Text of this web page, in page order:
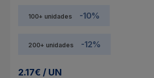
100+ unidades -10%
200+ unidades -12%
2.17€ / UN